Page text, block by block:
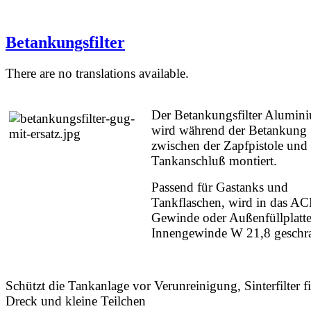
Betankungsfilter
There are no translations available.
Der Betankungsfilter
wird während der Betankung
zwischen der Zapfpistole und
Tankanschluß montiert.
Passend für Gastanks und
Tankflaschen, wird in das
Gewinde oder
Innengewinde W 21,8
Schützt die Tankanlage vor Verunreinigung, Sinterfilter
Dreck und kleine Teilchen